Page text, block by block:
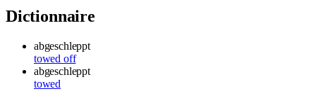
Dictionnaire
abgeschleppt
towed off
abgeschleppt
towed